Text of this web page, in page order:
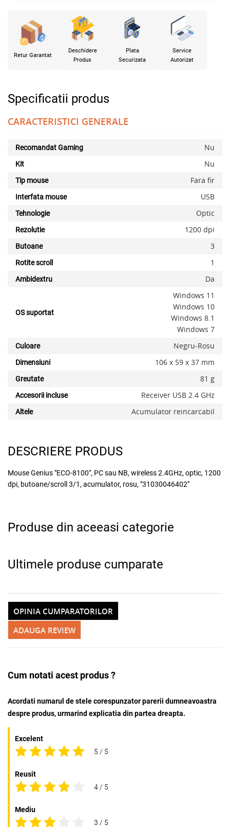
Retur Garantat
Deschidere
Produs
Plata
Securizata
Service
Autorizat
Specificatii produs
CARACTERISTICI GENERALE
Recomandat Gaming Nu
Kit Nu
Tip mouse Fara fir
Interfata mouse USB
Tehnologie Optic
Rezolutie 1200 dpi
Butoane 3
Rotite scroll 1
Ambidextru Da
OS suportat
Windows 11
Windows 10
Windows 8.1
Windows 7
Culoare Negru-Rosu
Dimensiuni 106 x 59 x 37 mm
Greutate 81 g
Accesorii incluse Receiver USB 2.4 GHz
Altele Acumulator reincarcabil
DESCRIERE PRODUS
Mouse Genius "ECO-8100", PC sau NB, wireless 2.4GHz, optic, 1200
dpi, butoane/scroll 3/1, acumulator, rosu, "31030046402"
Produse din aceeasi categorie
Ultimele produse cumparate
ADAUGA REVIEW
OPINIA CUMPARATORILOR
Cum notati acest produs ?
Acordati numarul de stele corespunzator parerii dumneavoastra
despre produs, urmarind explicatia din partea dreapta.
Excelent
5 / 5
Reusit
4 / 5
Mediu
3 / 5
x
Adauga la favorite